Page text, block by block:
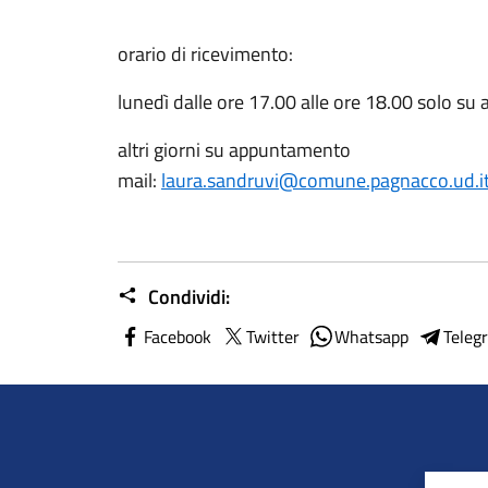
orario di ricevimento:
lunedì dalle ore 17.00 alle ore 18.00 solo su
altri giorni su appuntamento
mail:
Condividi:
Facebook Twitter Whatsapp